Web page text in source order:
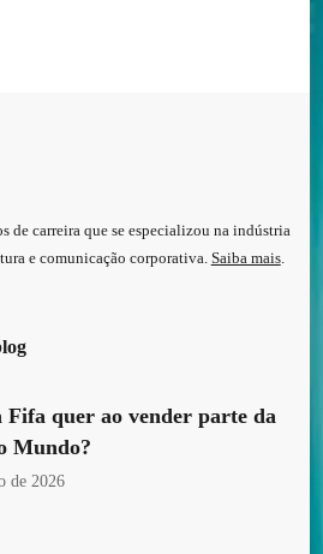
de carreira que se especializou na indústria
e comunicação corporativa. Saiba mais.
Fifa quer ao vender parte da
Mundo?
de 2026